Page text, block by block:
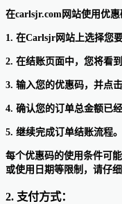
在carlsjr.com网站使用优
1. 在Carlsjr网站上选择您
2. 在结账页面中，您将看
3. 输入您的优惠码，并点击
4. 确认您的订单总金额已
5. 继续完成订单结账流程。
每个优惠码的使用条件可
或使用日期等限制，请仔
2. 支付方式：